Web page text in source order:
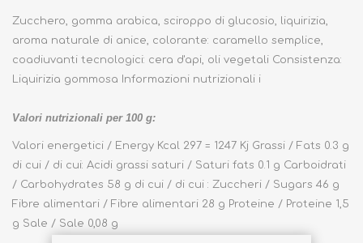
Zucchero, gomma arabica, sciroppo di glucosio, liquirizia,
aroma naturale di anice, colorante: caramello semplice,
coadiuvanti tecnologici: cera d'api, oli vegetali Consistenza:
Liquirizia gommosa Informazioni nutrizionali i
Valori nutrizionali per 100 g:
Valori energetici / Energy Kcal 297 = 1247 Kj Grassi / Fats 0.3 g
di cui / di cui: Acidi grassi saturi / Saturi fats 0.1 g Carboidrati
/ Carbohydrates 58 g di cui / di cui : Zuccheri / Sugars 46 g
Fibre alimentari / Fibre alimentari 28 g Proteine ​​/ Proteine ​​1,5
g Sale / Sale 0,08 g